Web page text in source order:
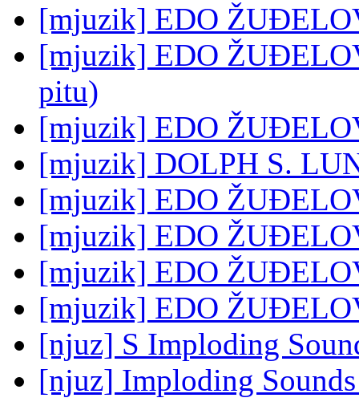
[mjuzik] EDO
[mjuzik] EDO
pitu)
[mjuzik] EDO
[mjuzik] DOLPH S.
[mjuzik] EDO
[mjuzik] EDO
[mjuzik] EDO
[mjuzik] EDO
[njuz] S Imploding
[njuz] Imploding